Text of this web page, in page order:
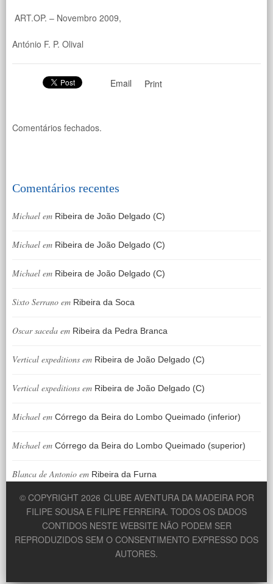
ART.OP. – Novembro 2009,
António F. P. Olival
Email Print
Comentários fechados.
Comentários recentes
Michael em Ribeira de João Delgado (C)
Michael em Ribeira de João Delgado (C)
Michael em Ribeira de João Delgado (C)
Sixto Serrano em Ribeira da Soca
Oscar saceda em Ribeira da Pedra Branca
Vertical expeditions em Ribeira de João Delgado (C)
Vertical expeditions em Ribeira de João Delgado (C)
Michael em Córrego da Beira do Lombo Queimado (inferior)
Michael em Córrego da Beira do Lombo Queimado (superior)
Blanca de Antonio em Ribeira da Furna
© COPYRIGHT 2026 CLUBE AVENTURA DA MADEIRA POR
FILIPE SOUSA E FILIPE FERREIRA. TODOS OS DADOS
CONTIDOS NESTE WEBSITE NÃO PODEM SER
REPRODUZIDOS SEM O CONSENTIMENTO EXPRESSO DOS
AUTORES.